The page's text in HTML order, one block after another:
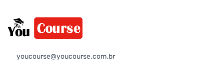
youcourse@youcourse.com.br